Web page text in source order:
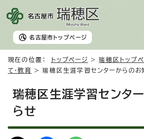
名古屋市 トップページ
現在の位置： トップページ >瑞穂区トップ
て・教育
> 瑞穂区生涯学習センターからのお
瑞穂区生涯学習センタ
らせ